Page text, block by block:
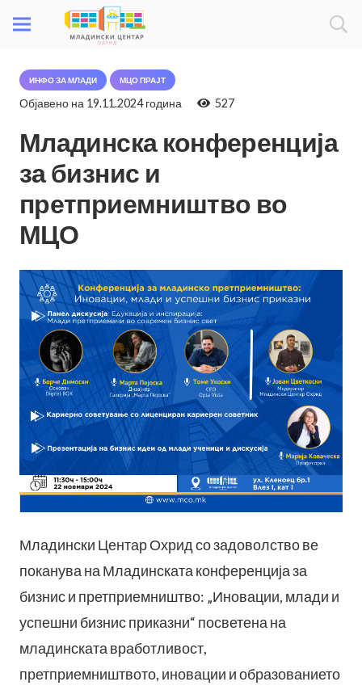
ИНФО ЗА МЛАДИ МЦО ПРАЈТ
Објавено на 19.11.2024 година 527
Младинска конференција
за бизнис и
претприемништво во
МЦО
Младински Центар Охрид со задоволство ве
поканува на Младинската конференција за
бизнис и претприемништво: „Иновации, млади и
успешни бизнис приказни“ посветена на
младинската вработливост,
претприемништвото, иновации и образованието